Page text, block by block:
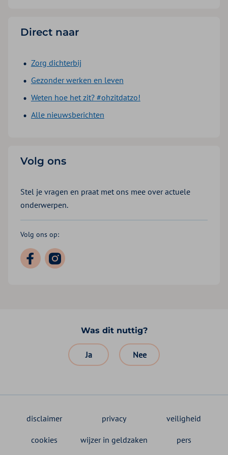
Direct naar
Zorg dichterbij
Gezonder werken en leven
Weten hoe het zit? #ohzitdatzo!
Alle nieuwsberichten
Volg ons
Stel je vragen en praat met ons mee over actuele
onderwerpen.
Volg ons op:
Was dit nuttig?
Ja Nee
disclaimer privacy veiligheid
cookies wijzer in geldzaken pers